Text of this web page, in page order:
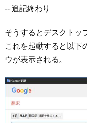
-- 追記終わり
そうするとデスクトッ
これを起動すると以下
ウが表示される。